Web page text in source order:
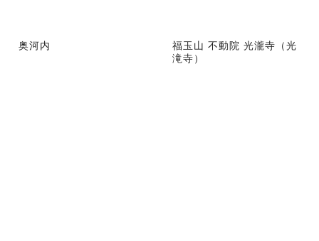
奥河内
福玉山 不動院 光瀧寺（光
滝寺）